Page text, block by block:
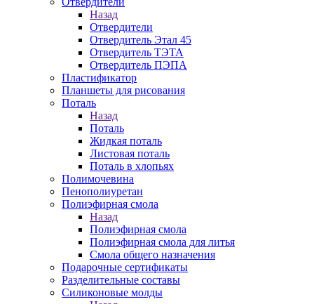
Назад
Отвердители
Отвердитель Этал 45
Отвердитель ТЭТА
Отвердитель ПЭПА
Пластификатор
Планшеты для рисования
Поталь
Назад
Поталь
Жидкая поталь
Листовая поталь
Поталь в хлопьях
Полимочевина
Пенополиуретан
Полиэфирная смола
Назад
Полиэфирная смола
Полиэфирная смола для литья
Смола общего назначения
Подарочные сертификаты
Разделительные составы
Силиконовые молды